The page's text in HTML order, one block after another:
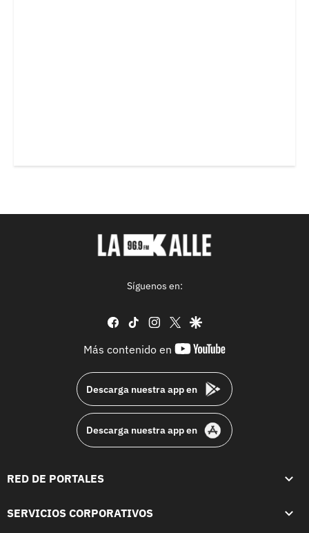
Síguenos en:
facebook
tiktok instagram
twittergoogle
Más contenido en
youtube-
Descarga nuestra app en
Descarga nuestra app en
RED DE PORTALES
SERVICIOS CORPORATIVOS